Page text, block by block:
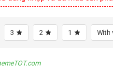
3 2 1 With